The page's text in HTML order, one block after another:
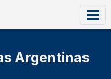
Argentinas